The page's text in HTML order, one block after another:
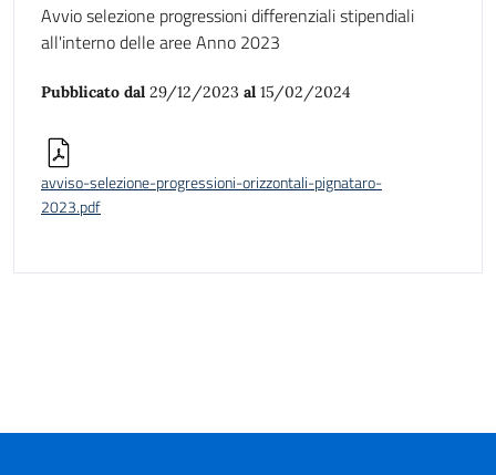
Avvio selezione progressioni differenziali stipendiali
all'interno delle aree Anno 2023
Pubblicato dal 29/12/2023 al 15/02/2024
avviso-selezione-progressioni-orizzontali-pignataro-
2023.pdf